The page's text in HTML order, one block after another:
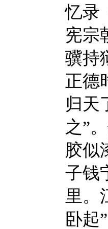
忆录
宪宗
骥持
正德
归天
之”
胶似
子钱
里。
卧起